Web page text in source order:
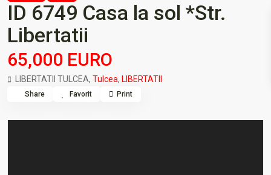
ID 6749 Casa la sol *Str.
Libertatii
65,000 EURO
LIBERTATII TULCEA, Tulcea, LIBERTATII
Share Favorit Print